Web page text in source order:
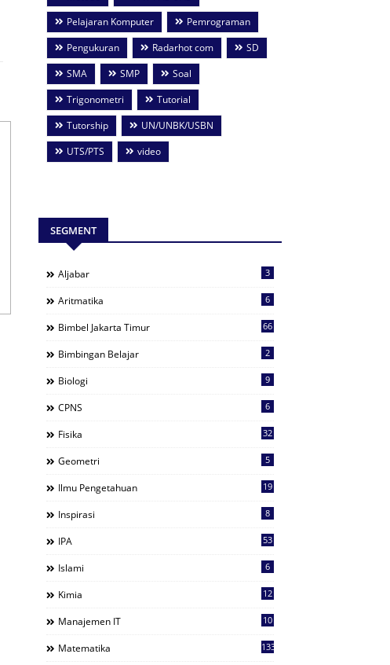
Pelajaran Komputer
Pemrograman
Pengukuran
Radarhot com
SD
SMA
SMP
Soal
Trigonometri
Tutorial
Tutorship
UN/UNBK/USBN
UTS/PTS
video
SEGMENT
Aljabar 3
Aritmatika 6
Bimbel Jakarta Timur 66
Bimbingan Belajar 2
Biologi 9
CPNS 6
Fisika 32
Geometri 5
Ilmu Pengetahuan 19
Inspirasi 8
IPA 53
Islami 6
Kimia 12
Manajemen IT 10
Matematika 133